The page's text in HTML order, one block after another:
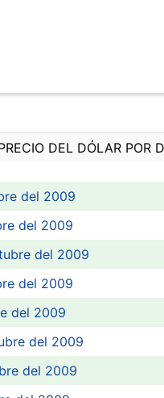
DEL DÓLAR POR
del 2009
del 2009
del 2009
del 2009
del 2009
del 2009
del 2009